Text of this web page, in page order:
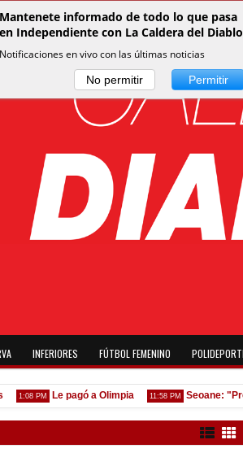
INFERIORES FÚTBOL FEMENINO
PM Le pagó a Olimpia 11:58 PM Seoane:
Mantenete informado de todo lo que pasa
en Independiente con La Caldera del Diablo
Notificaciones en vivo con las últimas noticias
No permitir Permitir